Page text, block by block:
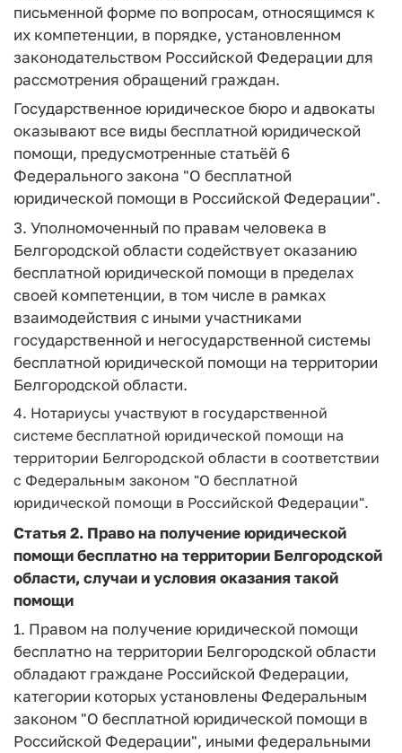
письменной форме по вопросам, относящимся к
их компетенции, в порядке, установленном
законодательством Российской Федерации для
рассмотрения обращений граждан.
Государственное юридическое бюро и адвокаты
оказывают все виды бесплатной юридической
помощи, предусмотренные статьёй 6
Федерального закона "О бесплатной
юридической помощи в Российской Федерации".
3. Уполномоченный по правам человека в
Белгородской области содействует оказанию
бесплатной юридической помощи в пределах
своей компетенции, в том числе в рамках
взаимодействия с иными участниками
государственной и негосударственной системы
бесплатной юридической помощи на территории
Белгородской области.
4. Нотариусы участвуют в государственной
системе бесплатной юридической помощи на
территории Белгородской области в соответствии
с Федеральным законом "О бесплатной
юридической помощи в Российской Федерации".
Статья 2. Право на получение юридической
помощи бесплатно на территории Белгородской
области, случаи и условия оказания такой
помощи
1. Правом на получение юридической помощи
бесплатно на территории Белгородской области
обладают граждане Российской Федерации,
категории которых установлены Федеральным
законом "О бесплатной юридической помощи в
Российской Федерации", иными федеральными